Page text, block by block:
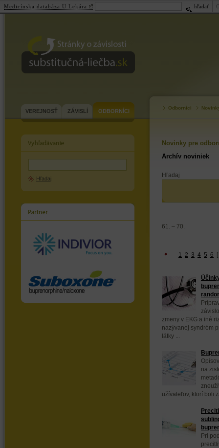
substitučná-liečba.sk
VEREJNOSŤ ZÁVISLÍ ODBORNÍCI
Hľadaj
Odborníci
Novinky pre
Archív noviniek
Hľadaj
61. – 70.
1 2 3 4 5 6 [
zmeny v EKG a iné
nazývanej syndróm
látky ...
na
užívateľov, ktorí boli
Pri
Medicínska databáza U Lekára hľadať